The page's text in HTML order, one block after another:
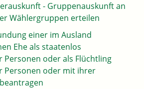
- Gruppenauskunft an
Wählergruppen erteilen
einer im Ausland
Ehe als staatenlos
Personen oder als Flüchtling
Personen oder mit ihrer